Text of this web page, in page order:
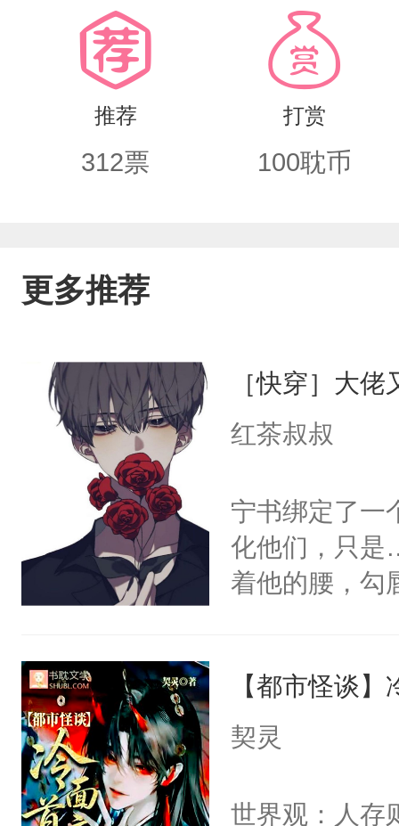
推荐
312票
打赏
100耽币
更多推荐
［快穿］大
红茶叔叔
宁书绑定了一
化他们，只是
着他的腰，勾
来，给老公
用力——为你
【都市怪谈
契灵
世界观：人存